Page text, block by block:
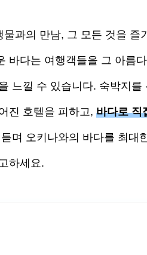
과의 만남, 그 모든 것을 즐
바다는 여행객들을 그 아름
느낄 수 있습니다. 숙박지
진 호텔을 피하고, 바다로 직
며 오키나와의 바다를 최대
하세요.